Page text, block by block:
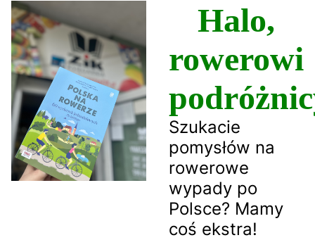
Halo,
rowerowi
Szukacie
pomysłów na
rowerowe
wypady po
Polsce? Mamy
coś ekstra!